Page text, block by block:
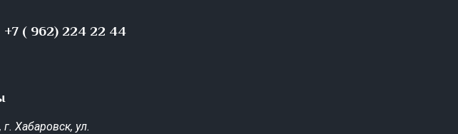
+7 ( 962) 224 22 44
г. Хабаровск, ул.